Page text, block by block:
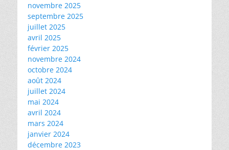
novembre 2025
septembre 2025
juillet 2025
avril 2025
février 2025
novembre 2024
octobre 2024
août 2024
juillet 2024
mai 2024
avril 2024
mars 2024
janvier 2024
décembre 2023